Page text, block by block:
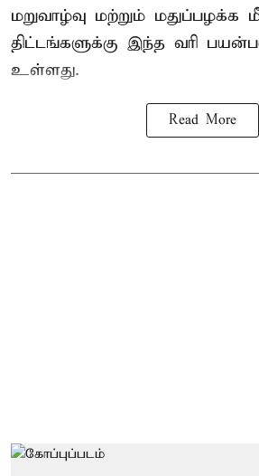
மறுவாழ்வு மற்றும் மதுப்பழக்க
திட்டங்களுக்கு இந்த வரி
உள்ளது.
Read More